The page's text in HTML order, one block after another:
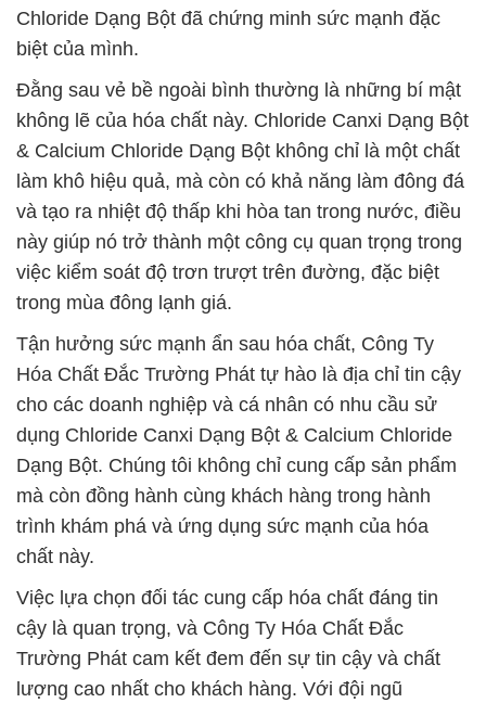
Chloride Dạng Bột đã chứng minh sức mạnh đặc
biệt của mình.
Đằng sau vẻ bề ngoài bình thường là những bí mật
không lẽ của hóa chất này. Chloride Canxi Dạng Bột
& Calcium Chloride Dạng Bột không chỉ là một chất
làm khô hiệu quả, mà còn có khả năng làm đông đá
và tạo ra nhiệt độ thấp khi hòa tan trong nước, điều
này giúp nó trở thành một công cụ quan trọng trong
việc kiểm soát độ trơn trượt trên đường, đặc biệt
trong mùa đông lạnh giá.
Tận hưởng sức mạnh ẩn sau hóa chất, Công Ty
Hóa Chất Đắc Trường Phát tự hào là địa chỉ tin cậy
cho các doanh nghiệp và cá nhân có nhu cầu sử
dụng Chloride Canxi Dạng Bột & Calcium Chloride
Dạng Bột. Chúng tôi không chỉ cung cấp sản phẩm
mà còn đồng hành cùng khách hàng trong hành
trình khám phá và ứng dụng sức mạnh của hóa
chất này.
Việc lựa chọn đối tác cung cấp hóa chất đáng tin
cậy là quan trọng, và Công Ty Hóa Chất Đắc
Trường Phát cam kết đem đến sự tin cậy và chất
lượng cao nhất cho khách hàng. Với đội ngũ